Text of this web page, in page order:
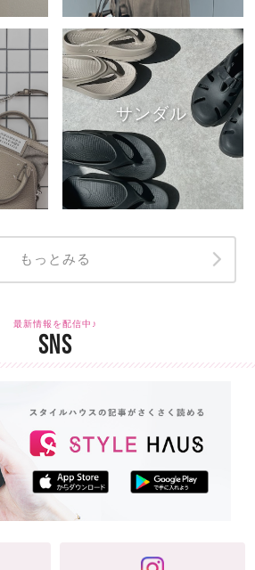
サンダル
もっとみる
最新情報を配信中♪
SNS